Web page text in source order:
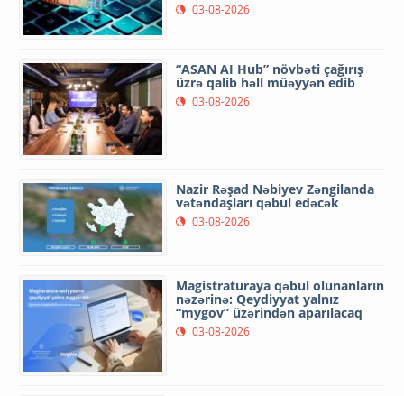
03-08-2026
“ASAN AI Hub” növbəti çağırış
üzrə qalib həll müəyyən edib
03-08-2026
Nazir Rəşad Nəbiyev Zəngilanda
vətəndaşları qəbul edəcək
03-08-2026
Magistraturaya qəbul olunanların
nəzərinə: Qeydiyyat yalnız
“mygov” üzərindən aparılacaq
03-08-2026